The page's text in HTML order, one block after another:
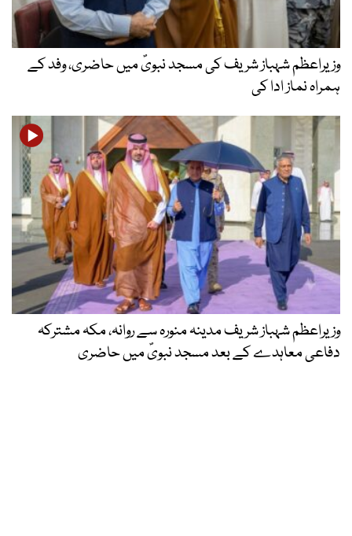
وزیراعظم شہباز شریف کی مسجد نبویؐ میں حاضری، وفد کے
ہمراہ نماز ادا کی
وزیراعظم شہباز شریف مدینہ منورہ سے روانہ، مکہ مشترکہ
دفاعی معاہدے کے بعد مسجد نبویؐ میں حاضری